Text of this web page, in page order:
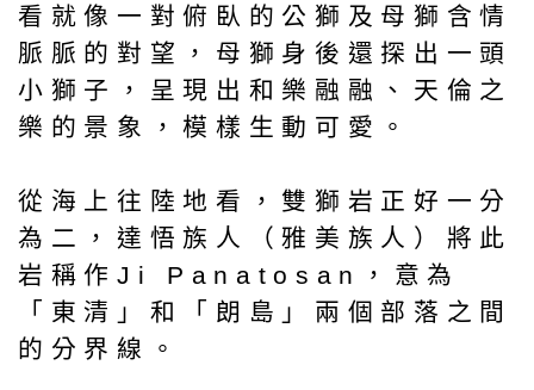
看就像一對俯臥的公獅及母獅含情
脈脈的對望，母獅身後還探出一頭
小獅子，呈現出和樂融融、天倫之
樂的景象，模樣生動可愛。
從海上往陸地看，雙獅岩正好一分
為二，達悟族人（雅美族人）將此
岩稱作Ji Panatosan，意為
「東清」和「朗島」兩個部落之間
的分界線。